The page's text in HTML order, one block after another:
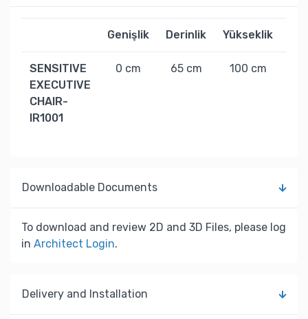
Genişlik Derinlik Yükseklik
SENSITIVE
EXECUTIVE
CHAIR-
IR1001
0 cm 65 cm 100 cm
Downloadable Documents
To download and review 2D and 3D Files, please log
in Architect Login.
Delivery and Installation